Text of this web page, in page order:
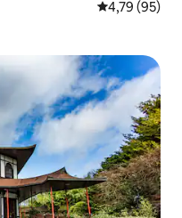
5 üzerinden
4,79 (95)